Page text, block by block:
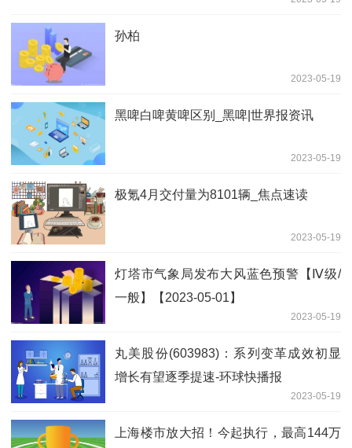
孙柏
2023-05-19
黑啤白啤黄啤区别_黑啤|世界报资讯
2023-05-19
极氪4月交付量为8101辆_焦点速读
2023-05-19
灯塔市气象局发布大风蓝色预警【Ⅳ级/
一般】【2023-05-01】
2023-05-19
丸美股份(603983)：系列变革成效初显
增长有望逐季提速-环球快播报
2023-05-19
上海楼市放大招！今起执行，最高144万